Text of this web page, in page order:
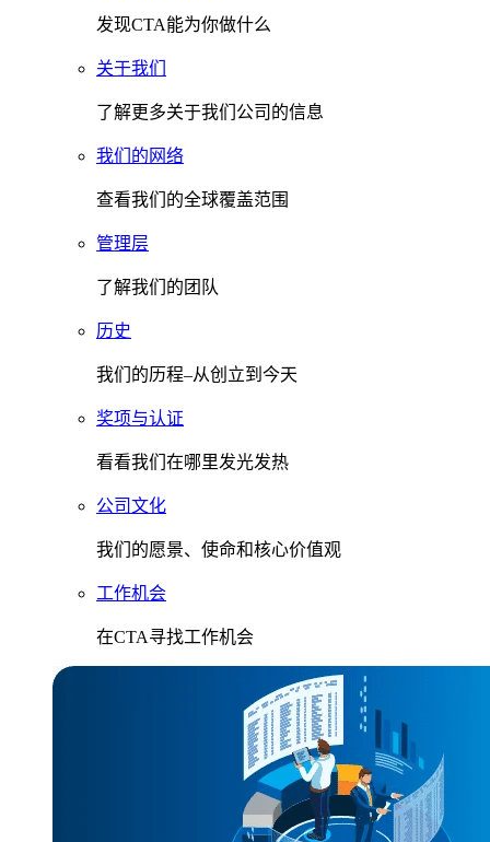
发现CTA能为你做什么
关于我们
了解更多关于我们公司的信息
我们的网络
查看我们的全球覆盖范围
管理层
了解我们的团队
历史
我们的历程–从创立到今天
奖项与认证
看看我们在哪里发光发热
公司文化
我们的愿景、使命和核心价值观
工作机会
在CTA寻找工作机会